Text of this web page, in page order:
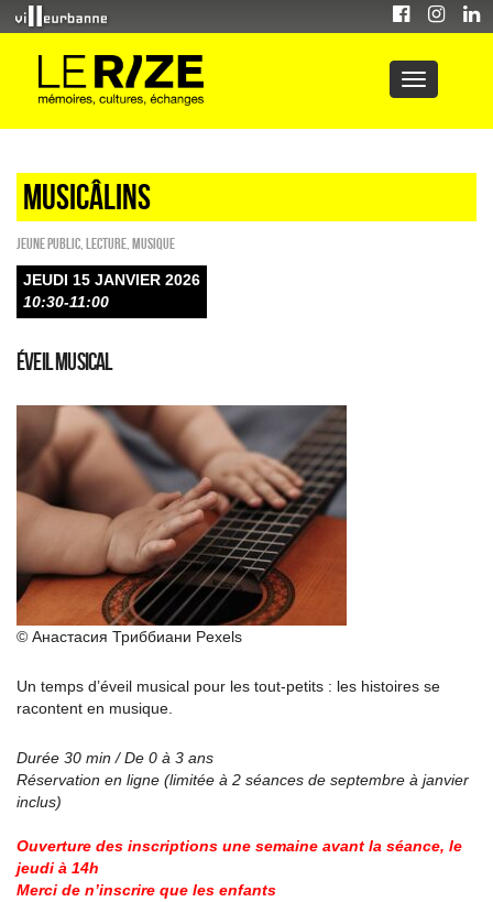
Musicâlins
Jeune public Lecture Musique
JEUDI 15 JANVIER 2026
10:30-11:00
Éveil musical
© Анастасия Триббиани Pexels
Un temps d’éveil musical pour les tout-petits : les histoires se
racontent en musique.
Durée 30 min / De 0 à 3 ans
Réservation en ligne (limitée à 2 séances de septembre à janvier
inclus)
Ouverture des inscriptions une semaine avant la séance, le
jeudi à 14h
Merci de n’inscrire que les enfants